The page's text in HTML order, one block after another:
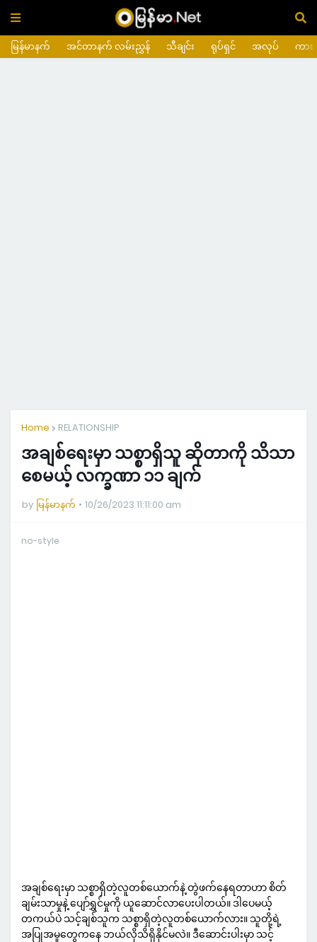
မြန်မာနက် အင်တာနက် လမ်းညွှန် သီချင်း ရုပ်ရှင် အလုပ် ကား
Home RELATIONSHIP
အချစ်ရေးမှာ သစ္စာရှိသူ ဆိုတာကို သိသာ
စေမယ့် လက္ခဏာ ၁၁ ချက်
by မြန်မာနက် 10/26/2023 11:11:00 am
no-style
အချစ်ရေးမှာ သစ္စာရှိတဲ့လူတစ်ယောက်နဲ့ တွဲဖက်နေရတာဟာ စိတ်
ချမ်းသာမှုနဲ့ ပျော်ရွှင်မှုကို ယူဆောင်လာပေးပါတယ်။ ဒါပေမယ့်
တကယ်ပဲ သင့်ချစ်သူက သစ္စာရှိတဲ့လူတစ်ယောက်လား။ သူတို့ရဲ့
အပြုအမူတွေကနေ ဘယ်လိုသိရှိနိုင်မလဲ။ ဒီဆောင်းပါးမှာ သင့်